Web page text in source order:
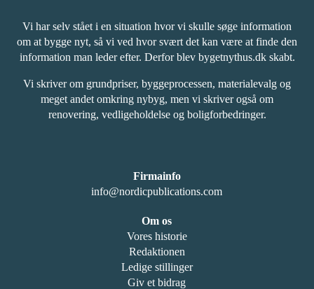
Vi har selv stået i en situation hvor vi skulle søge information
om at bygge nyt, så vi ved hvor svært det kan være at finde den
information man leder efter. Derfor blev bygetnythus.dk skabt.
Vi skriver om grundpriser, byggeprocessen, materialevalg og
meget andet omkring nybyg, men vi skriver også om
renovering, vedligeholdelse og boligforbedringer.
Firmainfo
info@nordicpublications.com
Om os
Vores historie
Redaktionen
Ledige stillinger
Giv et bidrag